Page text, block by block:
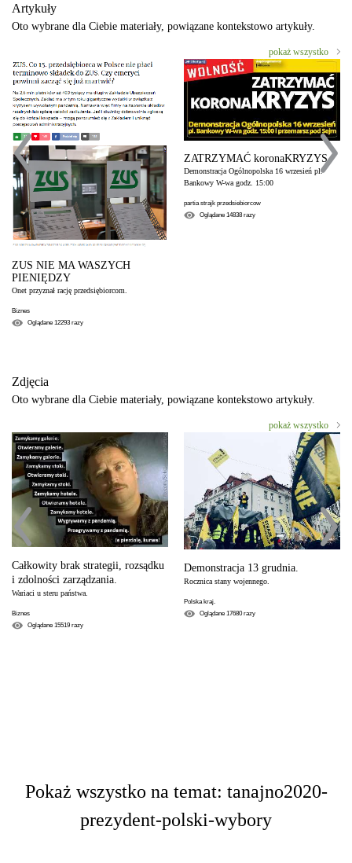
Artykuły
Oto wybrane dla Ciebie materiały, powiązane kontekstowo artykuły.
pokaż wszystko
ZUS NIE MA WASZYCH
PIENIĘDZY
Onet przyznał rację przedsiębiorcom.
Biznes
Oglądane 12293 razy
ZATRZYMAĆ koronaKRYZYS
Demonstracja Ogólnopolska 16 wrzesień pl.
Bankowy W-wa godz. 15:00
partia strajk przedsiebiorcow
Oglądane 14838 razy
Zdjęcia
Oto wybrane dla Ciebie materiały, powiązane kontekstowo artykuły.
pokaż wszystko
Całkowity brak strategii, rozsądku
i zdolności zarządzania.
Wariaci u steru państwa.
Biznes
Oglądane 15519 razy
Demonstracja 13 grudnia.
Rocznica stany wojennego.
Polska kraj.
Oglądane 17680razy
Pokaż wszystko na temat: tanajno2020-
prezydent-polski-wybory